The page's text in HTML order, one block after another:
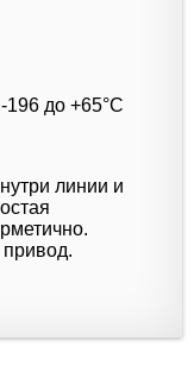
196 до +65°С
линии и